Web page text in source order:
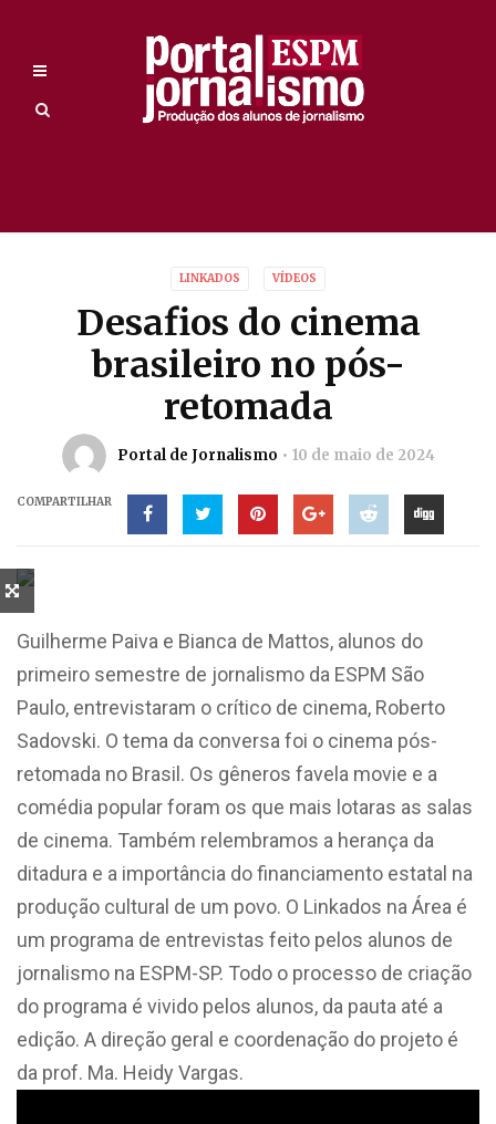
LINKADOS VÍDEOS
Desafios do cinema
brasileiro no pós-
retomada
Portal de Jornalismo 10 de maio de 2024
COMPARTILHAR
Guilherme Paiva e Bianca de Mattos, alunos do
primeiro semestre de jornalismo da ESPM São
Paulo, entrevistaram o crítico de cinema, Roberto
Sadovski. O tema da conversa foi o cinema pós-
retomada no Brasil. Os gêneros favela movie e a
comédia popular foram os que mais lotaras as salas
de cinema. Também relembramos a herança da
ditadura e a importância do financiamento estatal na
produção cultural de um povo. O Linkados na Área é
um programa de entrevistas feito pelos alunos de
jornalismo na ESPM-SP. Todo o processo de criação
do programa é vivido pelos alunos, da pauta até a
edição. A direção geral e coordenação do projeto é
da prof. Ma. Heidy Vargas.